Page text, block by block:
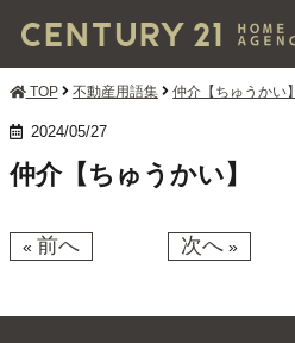
TOP 不動産用語集 仲介【ちゅうかい】
2024/05/27
仲介【ちゅうかい】
« 前へ 次へ »